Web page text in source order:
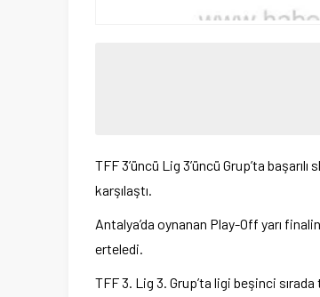
TFF 3’üncü Lig 3’üncü Grup’ta
karşılaştı.
Antalya’da oynanan Play-Off yarı
erteledi.
TFF 3. Lig 3. Grup’ta ligi beşinci